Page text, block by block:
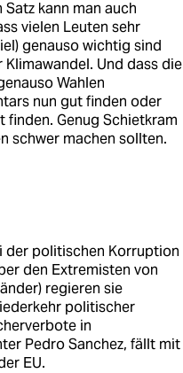
kann man auch
vielen Leuten sehr
genauso wichtig sind
Und dass die
Wahlen
nun gut finden oder
finden. Genug Schietkram
schwer machen sollten.
der politischen Korruption
den Extremisten von
regieren sie
politischer
in
Pedro Sanchez, fällt mit
EU.